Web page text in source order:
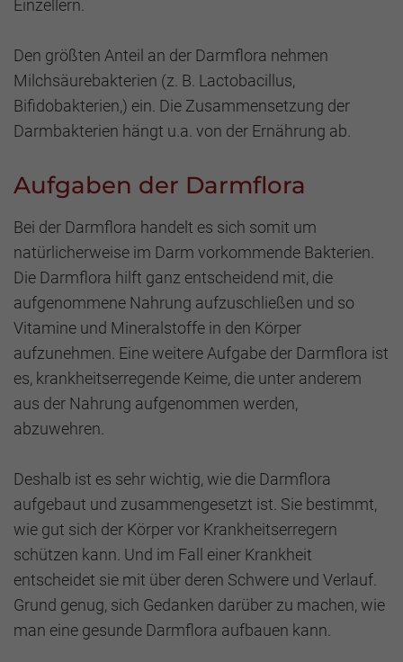
Einzellern.
Den größten Anteil an der Darmflora nehmen
Milchsäurebakterien (z. B. Lactobacillus,
Bifidobakterien,) ein. Die Zusammensetzung der
Darmbakterien hängt u.a. von der Ernährung ab.
Aufgaben der Darmflora
Bei der Darmflora handelt es sich somit um
natürlicherweise im Darm vorkommende Bakterien.
Die Darmflora hilft ganz entscheidend mit, die
aufgenommene Nahrung aufzuschließen und so
Vitamine und Mineralstoffe in den Körper
aufzunehmen. Eine weitere Aufgabe der Darmflora ist
es, krankheitserregende Keime, die unter anderem
aus der Nahrung aufgenommen werden,
abzuwehren.
Deshalb ist es sehr wichtig, wie die Darmflora
aufgebaut und zusammengesetzt ist. Sie bestimmt,
wie gut sich der Körper vor Krankheitserregern
schützen kann. Und im Fall einer Krankheit
entscheidet sie mit über deren Schwere und Verlauf.
Grund genug, sich Gedanken darüber zu machen, wie
man eine gesunde Darmflora aufbauen kann.